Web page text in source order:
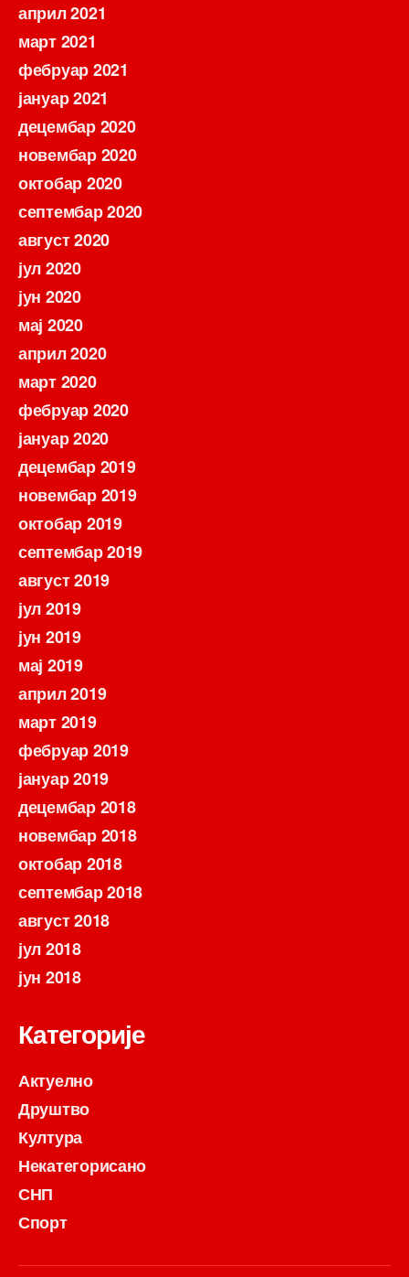
април 2021
март 2021
фебруар 2021
јануар 2021
децембар 2020
новембар 2020
октобар 2020
септембар 2020
август 2020
јул 2020
јун 2020
мај 2020
април 2020
март 2020
фебруар 2020
јануар 2020
децембар 2019
новембар 2019
октобар 2019
септембар 2019
август 2019
јул 2019
јун 2019
мај 2019
април 2019
март 2019
фебруар 2019
јануар 2019
децембар 2018
новембар 2018
октобар 2018
септембар 2018
август 2018
јул 2018
јун 2018
Категорије
Актуелно
Друштво
Култура
Некатегорисано
СНП
Спорт